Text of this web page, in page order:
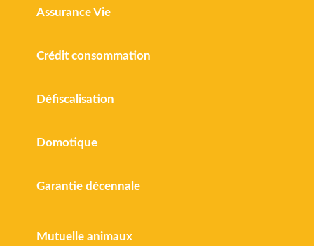
Assurance Vie
Crédit consommation
Défiscalisation
Domotique
Garantie décennale
Mutuelle animaux